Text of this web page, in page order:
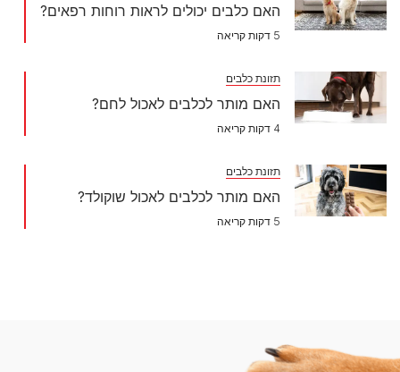
האם כלבים יכולים לראות רוחות רפאים?
5 דקות קריאה
תזונת כלבים
האם מותר לכלבים לאכול לחם?
4 דקות קריאה
תזונת כלבים
האם מותר לכלבים לאכול שוקולד?
5 דקות קריאה